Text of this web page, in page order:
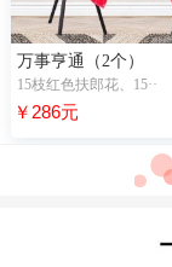
万事亨通（2个）
15枝红色扶郎花、15··
￥286元